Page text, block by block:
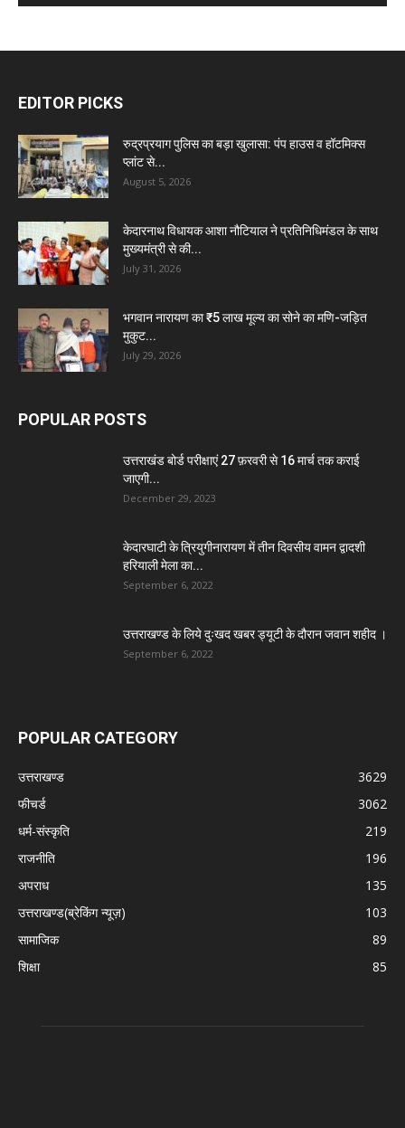
EDITOR PICKS
रुद्रप्रयाग पुलिस का बड़ा खुलासा: पंप हाउस व हॉटमिक्स
प्लांट से...
August 5, 2026
केदारनाथ विधायक आशा नौटियाल ने प्रतिनिधिमंडल के साथ
मुख्यमंत्री से की...
July 31, 2026
भगवान नारायण का ₹5 लाख मूल्य का सोने का मणि-जड़ित
मुकुट...
July 29, 2026
POPULAR POSTS
उत्तराखंड बोर्ड परीक्षाएं 27 फ़रवरी से 16 मार्च तक कराई
जाएगी...
December 29, 2023
केदारघाटी के त्रियुगीनारायण में तीन दिवसीय वामन द्वादशी
हरियाली मेला का...
September 6, 2022
उत्तराखण्ड के लिये दुःखद खबर ड्यूटी के दौरान जवान शहीद ।
September 6, 2022
POPULAR CATEGORY
उत्तराखण्ड
3629
फीचर्ड
3062
धर्म-संस्कृति
219
राजनीति
196
अपराध
135
उत्तराखण्ड(ब्रेकिंग न्यूज़)
103
सामाजिक
89
शिक्षा
85